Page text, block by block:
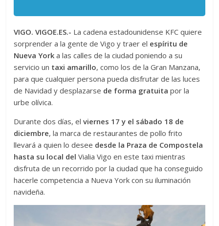
VIGO. VIGOE.ES.- La cadena estadounidense KFC quiere
sorprender a la gente de Vigo y traer el espíritu de
Nueva Yorka las calles de la ciudad poniendo a su
servicio un taxi amarillo, como los de la Gran Manzana,
para que cualquier persona pueda disfrutar de las luces
de Navidad y desplazarse de forma gratuita por la
urbe olívica.
Durante dos días, elviernes 17 y el sábado 18 de
diciembre, la marca de restaurantes de pollo frito
llevará a quien lo desee desde la Praza de Compostela
hasta su local delVialia Vigo en este taxi mientras
disfruta de un recorrido por la ciudad que ha conseguido
hacerle competencia a Nueva York con su iluminación
navideña.